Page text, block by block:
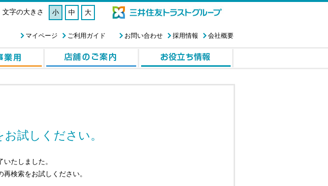
文字の大きさ 小 中 大
会社概要
採用情報
お問い合わせ
ご利用ガイド
マイページ
試しください。
たしました。
検索をお試しください。